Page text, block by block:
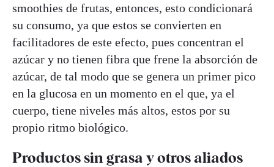
smoothies de frutas, entonces, esto condicionará
su consumo, ya que estos se convierten en
facilitadores de este efecto, pues concentran el
azúcar y no tienen fibra que frene la absorción de
azúcar, de tal modo que se genera un primer pico
en la glucosa en un momento en el que, ya el
cuerpo, tiene niveles más altos, estos por su
propio ritmo biológico.
Productos sin grasa y otros aliados